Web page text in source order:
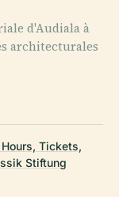
d'Audiala à
architecturales
Tickets,
Stiftung